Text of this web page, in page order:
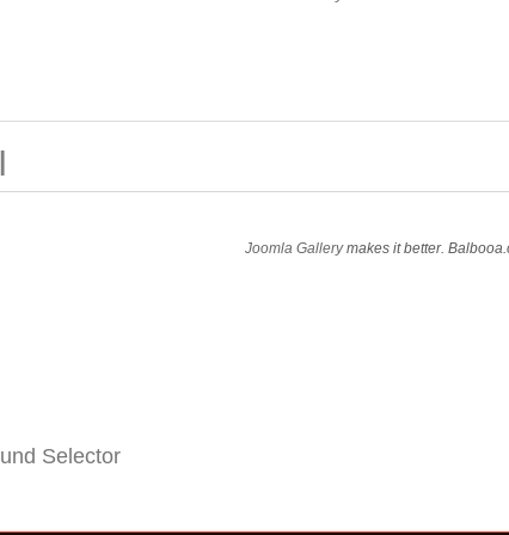
Joomla Gallerymakes it better.
Selector